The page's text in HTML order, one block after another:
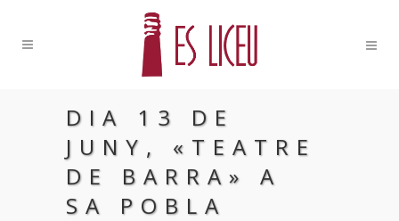
DIA 13 DE
JUNY, «TEATRE
DE BARRA» A
SA POBLA